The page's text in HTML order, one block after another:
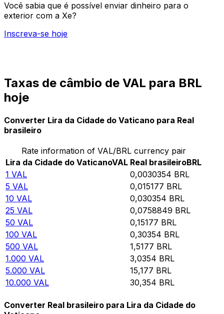
Você sabia que é possível enviar dinheiro para o
exterior com a Xe?
Inscreva-se hoje
Taxas de câmbio de VAL para BRL
hoje
Converter Lira da Cidade do Vaticano para Real
brasileiro
Rate information of VAL/BRL currency pair
Lira da Cidade do VaticanoVAL Real brasileiroBRL
1 VAL 0,0030354 BRL
5 VAL 0,015177 BRL
10 VAL 0,030354 BRL
25 VAL 0,0758849 BRL
50 VAL 0,15177 BRL
100 VAL 0,30354 BRL
500 VAL 1,5177 BRL
1.000 VAL 3,0354 BRL
5.000 VAL 15,177 BRL
10.000 VAL 30,354 BRL
Converter Real brasileiro para Lira da Cidade do